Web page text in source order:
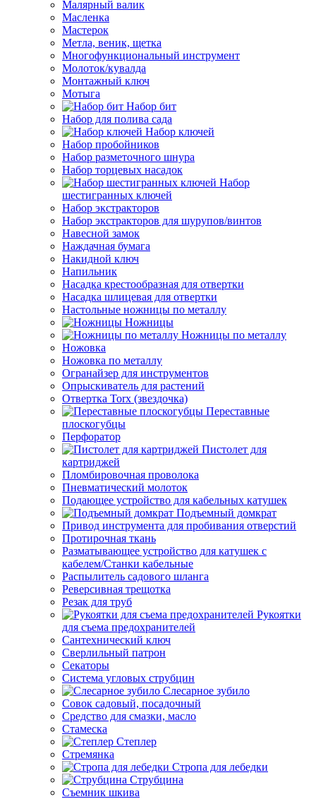
Малярный валик
Масленка
Мастерок
Метла, веник, щетка
Многофункциональный инструмент
Молоток/кувалда
Монтажный ключ
Мотыга
Набор бит
Набор для полива сада
Набор ключей
Набор пробойников
Набор разметочного шнура
Набор торцевых насадок
Набор
шестигранных ключей
Набор экстракторов
Набор экстракторов для шурупов/винтов
Навесной замок
Наждачная бумага
Накидной ключ
Напильник
Насадка крестообразная для отвертки
Насадка шлицевая для отвертки
Настольные ножницы по металлу
Ножницы
Ножницы по металлу
Ножовка
Ножовка по металлу
Огранайзер для инструментов
Опрыскиватель для растений
Отвертка Torx (звездочка)
Переставные
плоскогубцы
Перфоратор
Пистолет для
картриджей
Пломбировочная проволока
Пневматический молоток
Подающее устройство для кабельных катушек
Подъемный домкрат
Привод инструмента для пробивания отверстий
Протирочная ткань
Разматывающее устройство для катушек с
кабелем/Станки кабельные
Распылитель садового шланга
Реверсивная трещотка
Резак для труб
Рукоятки
для съема предохранителей
Сантехнический ключ
Сверлильный патрон
Секаторы
Система угловых струбцин
Слесарное зубило
Совок садовый, посадочный
Средство для смазки, масло
Стамеска
Степлер
Стремянка
Стропа для лебедки
Струбцина
Съемник шкива